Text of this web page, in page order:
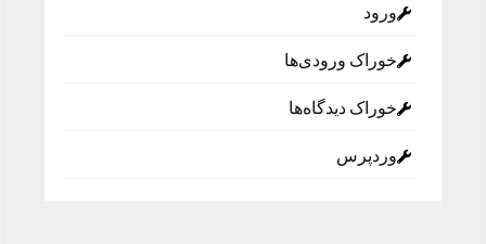
ورود
خوراک ورودی‌ها
خوراک دیدگاه‌ها
وردپرس